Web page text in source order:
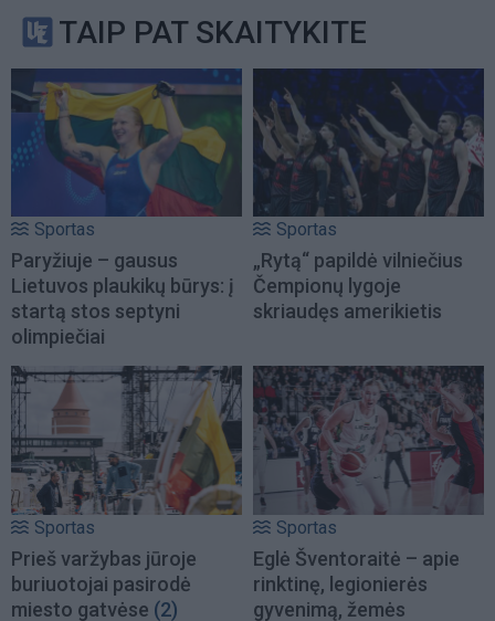
TAIP PAT SKAITYKITE
Sportas
Paryžiuje – gausus
Lietuvos plaukikų būrys: į
startą stos septyni
olimpiečiai
Sportas
„Rytą“ papildė vilniečius
Čempionų lygoje
skriaudęs amerikietis
Sportas
Prieš varžybas jūroje
buriuotojai pasirodė
miesto gatvėse (2)
Sportas
Eglė Šventoraitė – apie
rinktinę, legionierės
gyvenimą, žemės